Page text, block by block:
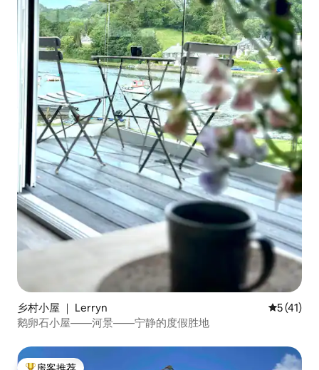
乡村小屋 ｜ Lerryn 平均评分
5 (41)
鹅卵石小屋——河景——宁静的度假胜地